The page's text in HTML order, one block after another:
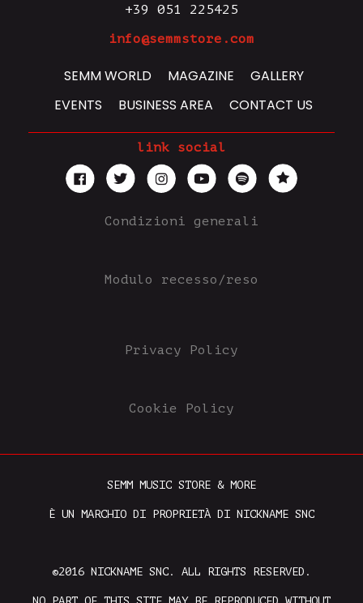
+39 051 225425
info@semmstore.com
SEMM WORLD MAGAZINE
GALLERY
EVENTS
BUSINESS AREA CONTACT US
link social
Condizioni generali
Modulo recesso/reso
Privacy Policy
Cookie Policy
SEMM MUSIC STORE & MORE
È UN MARCHIO DI PROPRIETÀ DI NICKNAME SNC
©2016 NICKNAME SNC. ALL RIGHTS RESERVED.